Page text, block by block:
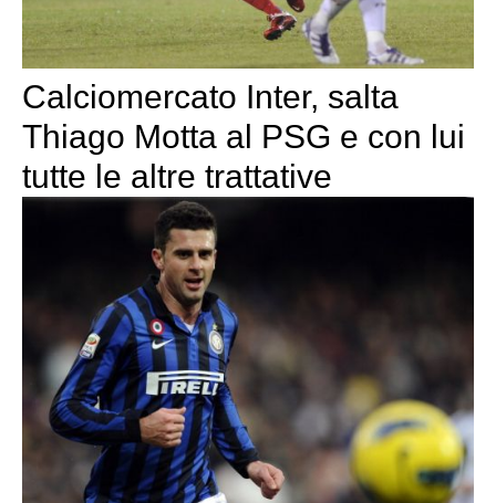
Calciomercato Inter, salta
Thiago Motta al PSG e con lui
tutte le altre trattative